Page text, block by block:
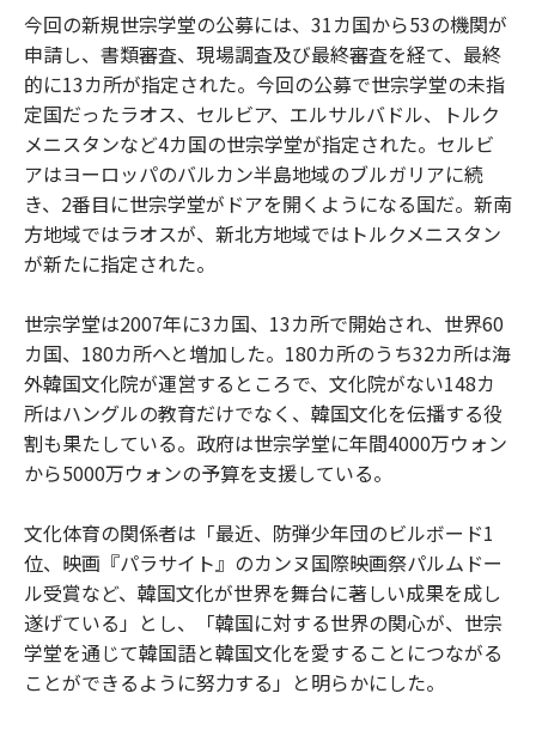
今回の新規世宗学堂の公募には、31カ国から53の機関が
申請し、書類審査、現場調査及び最終審査を経て、最終
的に13カ所が指定された。今回の公募で世宗学堂の未指
定国だったラオス、セルビア、エルサルバドル、トルク
メニスタンなど4カ国の世宗学堂が指定された。セルビ
アはヨーロッパのバルカン半島地域のブルガリアに続
き、2番目に世宗学堂がドアを開くようになる国だ。新南
方地域ではラオスが、新北方地域ではトルクメニスタン
が新たに指定された。
世宗学堂は2007年に3カ国、13カ所で開始され、世界60
カ国、180カ所へと増加した。180カ所のうち32カ所は海
外韓国文化院が運営するところで、文化院がない148カ
所はハングルの教育だけでなく、韓国文化を伝播する役
割も果たしている。政府は世宗学堂に年間4000万ウォン
から5000万ウォンの予算を支援している。
文化体育の関係者は「最近、防弾少年団のビルボード1
位、映画『パラサイト』のカンヌ国際映画祭パルムドー
ル受賞など、韓国文化が世界を舞台に著しい成果を成し
遂げている」とし、「韓国に対する世界の関心が、世宗
学堂を通じて韓国語と韓国文化を愛することにつながる
ことができるように努力する」と明らかにした。